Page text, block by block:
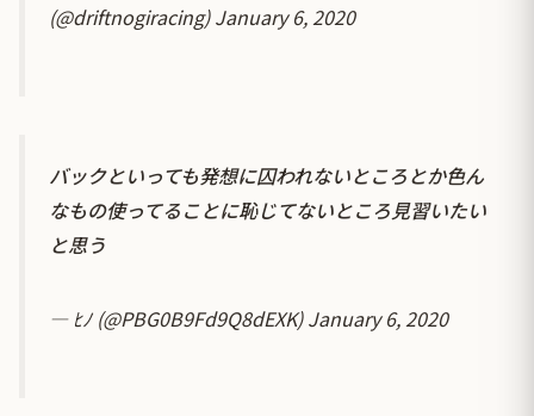
(@driftnogiracing)January 6, 2020
バックといっても発想に囚われないところとか色ん
なもの使ってることに恥じてないところ見習いたい
と思う
— ﾋﾉ (@PBG0B9Fd9Q8dEXK)January 6, 2020